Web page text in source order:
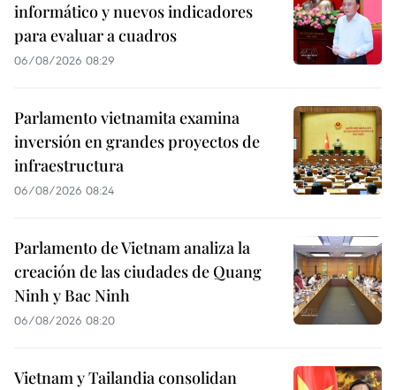
informático y nuevos indicadores
para evaluar a cuadros
06/08/2026 08:29
Parlamento vietnamita examina
inversión en grandes proyectos de
infraestructura
06/08/2026 08:24
Parlamento de Vietnam analiza la
creación de las ciudades de Quang
Ninh y Bac Ninh
06/08/2026 08:20
Vietnam y Tailandia consolidan